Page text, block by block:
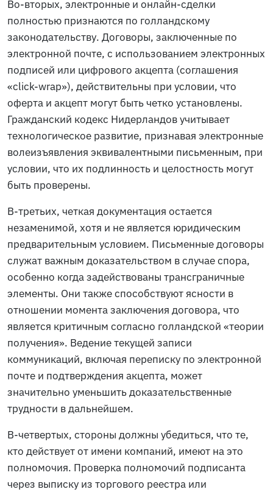
Во-вторых, электронные и онлайн-сделки
полностью признаются по голландскому
законодательству. Договоры, заключенные по
электронной почте, с использованием электронных
подписей или цифрового акцепта (соглашения
«click-wrap»), действительны при условии, что
оферта и акцепт могут быть четко установлены.
Гражданский кодекс Нидерландов учитывает
технологическое развитие, признавая электронные
волеизъявления эквивалентными письменным, при
условии, что их подлинность и целостность могут
быть проверены.
В-третьих, четкая документация остается
незаменимой, хотя и не является юридическим
предварительным условием. Письменные договоры
служат важным доказательством в случае спора,
особенно когда задействованы трансграничные
элементы. Они также способствуют ясности в
отношении момента заключения договора, что
является критичным согласно голландской «теории
получения». Ведение текущей записи
коммуникаций, включая переписку по электронной
почте и подтверждения акцепта, может
значительно уменьшить доказательственные
трудности в дальнейшем.
В-четвертых, стороны должны убедиться, что те,
кто действует от имени компаний, имеют на это
полномочия. Проверка полномочий подписанта
через выписку из торгового реестра или